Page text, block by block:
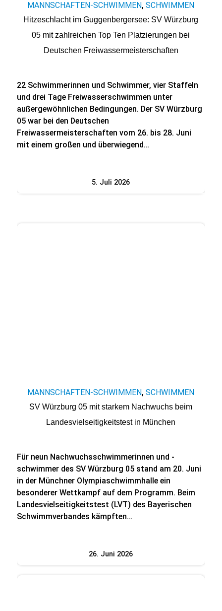
MANNSCHAFTEN-SCHWIMMEN,SCHWIMMEN
Hitzeschlacht im Guggenbergersee: SV Würzburg
05 mit zahlreichen Top Ten Platzierungen bei
Deutschen Freiwassermeisterschaften
22 Schwimmerinnen und Schwimmer, vier Staffeln
und drei Tage Freiwasserschwimmen unter
außergewöhnlichen Bedingungen. Der SV Würzburg
05 war bei den Deutschen
Freiwassermeisterschaften vom 26. bis 28. Juni
mit einem großen und überwiegend…
5. Juli 2026
MANNSCHAFTEN-SCHWIMMEN,SCHWIMMEN
SV Würzburg 05 mit starkem Nachwuchs beim
Landesvielseitigkeitstest in München
Für neun Nachwuchsschwimmerinnen und -
schwimmer des SV Würzburg 05 stand am 20. Juni
in der Münchner Olympiaschwimmhalle ein
besonderer Wettkampf auf dem Programm. Beim
Landesvielseitigkeitstest (LVT) des Bayerischen
Schwimmverbandes kämpften…
26. Juni 2026